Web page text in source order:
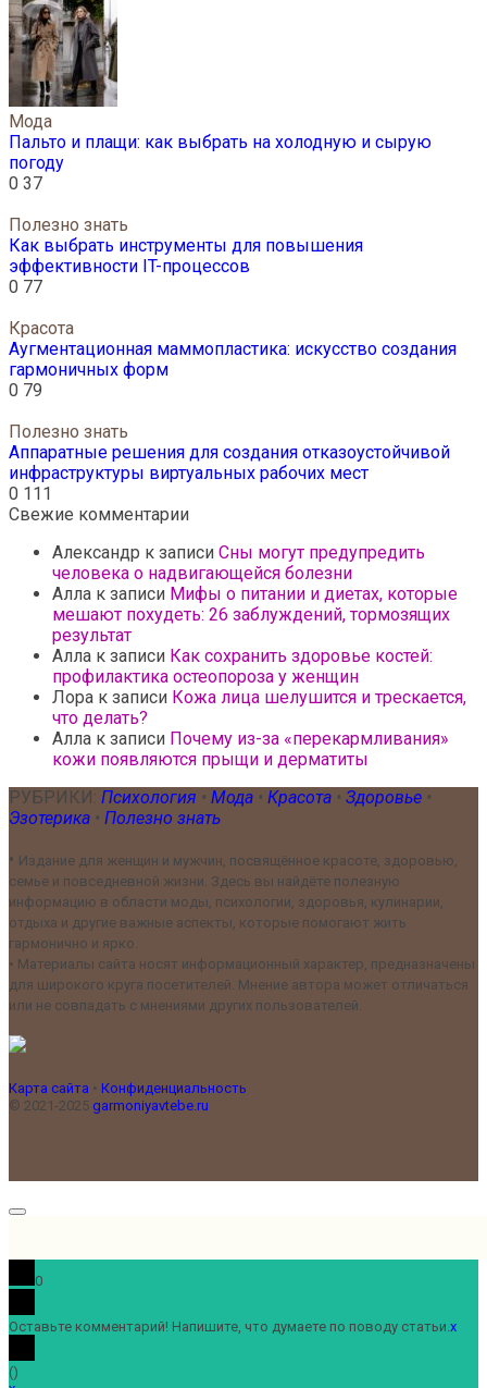
Мода
Пальто и плащи: как выбрать на холодную и сырую
погоду
0 37
Полезно знать
Как выбрать инструменты для повышения
эффективности IT-процессов
0 77
Красота
Аугментационная маммопластика: искусство создания
гармоничных форм
0 79
Полезно знать
Аппаратные решения для создания отказоустойчивой
инфраструктуры виртуальных рабочих мест
0 111
Свежие комментарии
Александр к записи Сны могут предупредить
человека о надвигающейся болезни
Алла к записи Мифы о питании и диетах, которые
мешают похудеть: 26 заблуждений, тормозящих
результат
Алла к записи Как сохранить здоровье костей:
профилактика остеопороза у женщин
Лора к записи Кожа лица шелушится и трескается,
что делать?
Алла к записи Почему из-за «перекармливания»
кожи появляются прыщи и дерматиты
РУБРИКИ: Психология • Мода • Красота • Здоровье •
Эзотерика • Полезно знать
• Издание для женщин и мужчин, посвящённое красоте, здоровью,
семье и повседневной жизни. Здесь вы найдёте полезную
информацию в области моды, психологии, здоровья, кулинарии,
отдыха и другие важные аспекты, которые помогают жить
гармонично и ярко.
• Материалы сайта носят информационный характер, предназначены
для широкого круга посетителей. Мнение автора может отличаться
или не совпадать с мнениями других пользователей.
Карта сайта • Конфиденциальность
© 2021-2025 garmoniyavtebe.ru
0
Оставьте комментарий! Напишите, что думаете по поводу статьи.x
()